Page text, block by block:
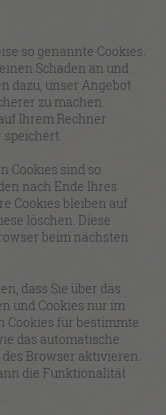
so genannte Cookies.
Schaden an und
dazu, unser Angebot
zu machen.
Ihrem Rechner
speichert.
Cookies sind so
nach Ende Ihres
Cookies bleiben auf
löschen. Diese
beim nächsten
dass Sie über das
und Cookies nur im
Cookies für bestimmte
das automatische
Browser aktivieren.
die Funktionalität